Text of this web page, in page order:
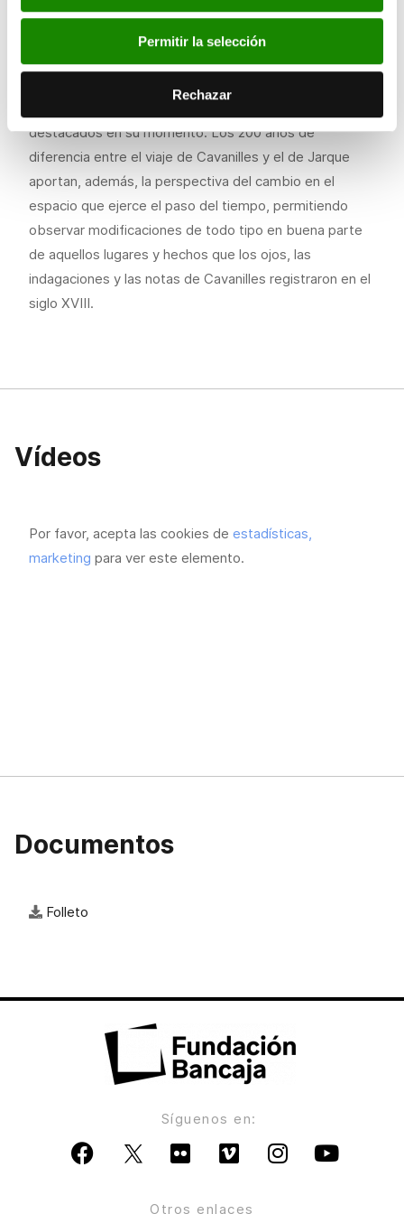
Permitir la selección
Rechazar
Las imágenes tomadas por Jarque (València 1940-
destacados en su momento. Los 200 años de
diferencia entre el viaje de Cavanilles y el de Jarque
aportan, además, la perspectiva del cambio en el
espacio que ejerce el paso del tiempo, permitiendo
observar modificaciones de todo tipo en buena parte
de aquellos lugares y hechos que los ojos, las
indagaciones y las notas de Cavanilles registraron en el
siglo XVIII.
Vídeos
Por favor, acepta las cookies de estadísticas,
marketing para ver este elemento.
Documentos
Folleto
Síguenos en:
Otros enlaces